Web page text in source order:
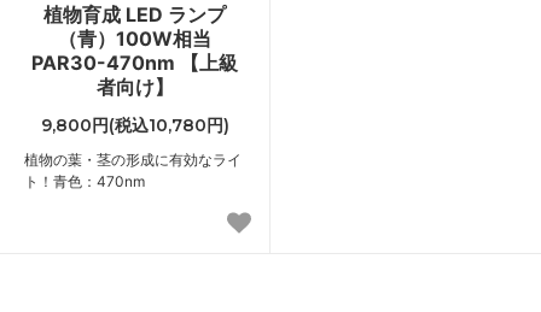
植物育成 LED ランプ
（青）100W相当
PAR30-470nm 【上級
者向け】
9,800円(税込10,780円)
植物の葉・茎の形成に有効なライ
ト！青色：470nm